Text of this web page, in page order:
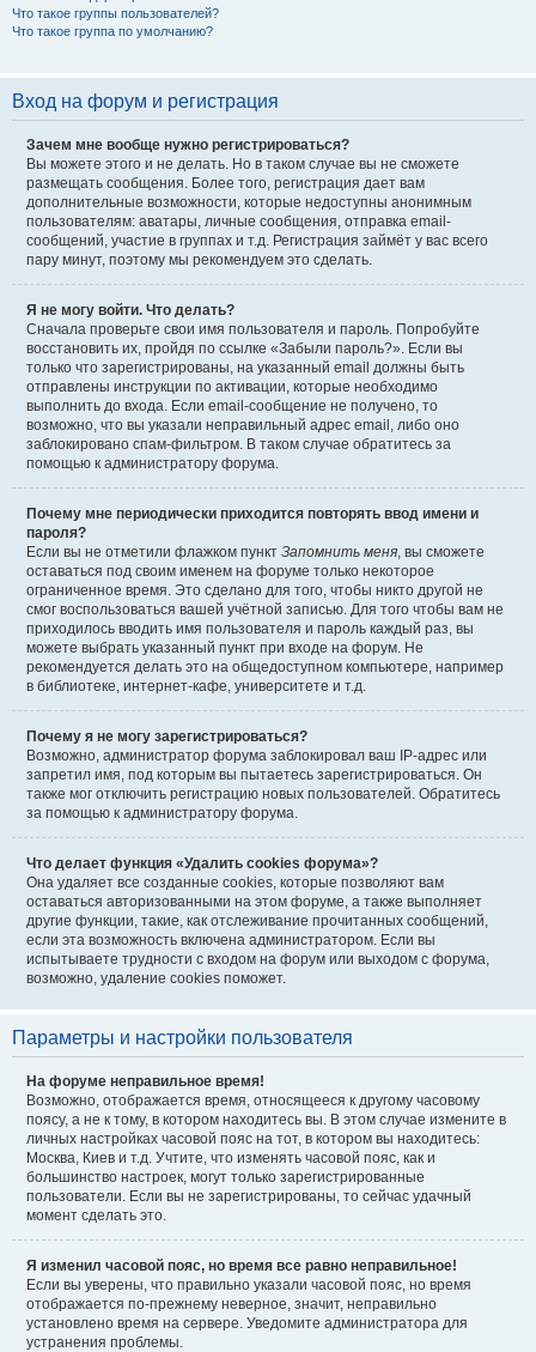
Что такое группы пользователей?
Что такое группа по умолчанию?
Вход на форум и регистрация
Зачем мне вообще нужно регистрироваться?
Вы можете этого и не делать. Но в таком случае вы не сможете
размещать сообщения. Более того, регистрация дает вам
дополнительные возможности, которые недоступны анонимным
пользователям: аватары, личные сообщения, отправка email-
сообщений, участие в группах и т.д. Регистрация займёт у вас всего
пару минут, поэтому мы рекомендуем это сделать.
Я не могу войти. Что делать?
Сначала проверьте свои имя пользователя и пароль. Попробуйте
восстановить их, пройдя по ссылке «Забыли пароль?». Если вы
только что зарегистрированы, на указанный email должны быть
отправлены инструкции по активации, которые необходимо
выполнить до входа. Если email-сообщение не получено, то
возможно, что вы указали неправильный адрес email, либо оно
заблокировано спам-фильтром. В таком случае обратитесь за
помощью к администратору форума.
Почему мне периодически приходится повторять ввод имени и
пароля?
Если вы не отметили флажком пункт Запомнить меня, вы сможете
оставаться под своим именем на форуме только некоторое
ограниченное время. Это сделано для того, чтобы никто другой не
смог воспользоваться вашей учётной записью. Для того чтобы вам не
приходилось вводить имя пользователя и пароль каждый раз, вы
можете выбрать указанный пункт при входе на форум. Не
рекомендуется делать это на общедоступном компьютере, например
в библиотеке, интернет-кафе, университете и т.д.
Почему я не могу зарегистрироваться?
Возможно, администратор форума заблокировал ваш IP-адрес или
запретил имя, под которым вы пытаетесь зарегистрироваться. Он
также мог отключить регистрацию новых пользователей. Обратитесь
за помощью к администратору форума.
Что делает функция «Удалить cookies форума»?
Она удаляет все созданные cookies, которые позволяют вам
оставаться авторизованными на этом форуме, а также выполняет
другие функции, такие, как отслеживание прочитанных сообщений,
если эта возможность включена администратором. Если вы
испытываете трудности с входом на форум или выходом с форума,
возможно, удаление cookies поможет.
Параметры и настройки пользователя
На форуме неправильное время!
Возможно, отображается время, относящееся к другому часовому
поясу, а не к тому, в котором находитесь вы. В этом случае измените в
личных настройках часовой пояс на тот, в котором вы находитесь:
Москва, Киев и т.д. Учтите, что изменять часовой пояс, как и
большинство настроек, могут только зарегистрированные
пользователи. Если вы не зарегистрированы, то сейчас удачный
момент сделать это.
Я изменил часовой пояс, но время все равно неправильное!
Если вы уверены, что правильно указали часовой пояс, но время
отображается по-прежнему неверное, значит, неправильно
установлено время на сервере. Уведомите администратора для
устранения проблемы.